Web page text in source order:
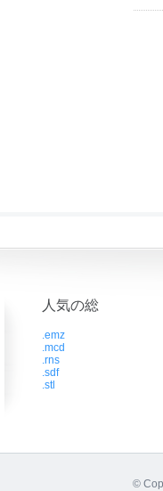
人気の総
.emz
.mcd
.rns
.sdf
.stl
©